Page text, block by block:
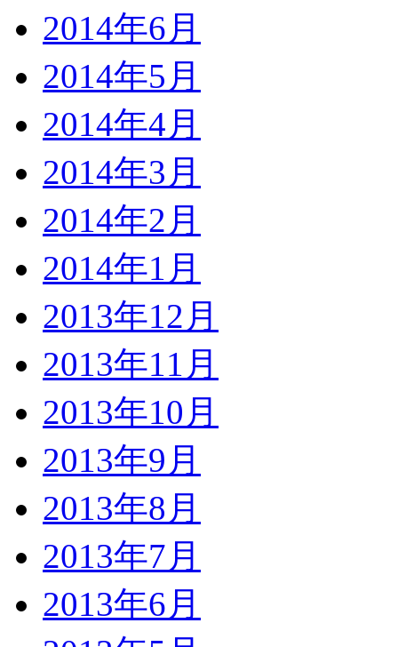
2014年6月
2014年5月
2014年4月
2014年3月
2014年2月
2014年1月
2013年12月
2013年11月
2013年10月
2013年9月
2013年8月
2013年7月
2013年6月